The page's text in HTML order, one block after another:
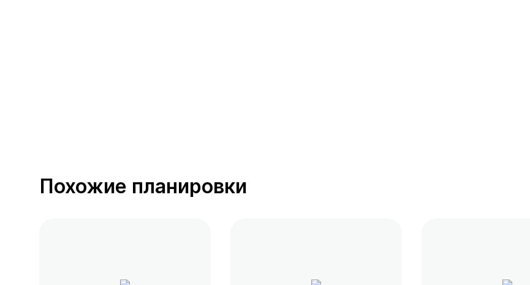
Похожие планировки